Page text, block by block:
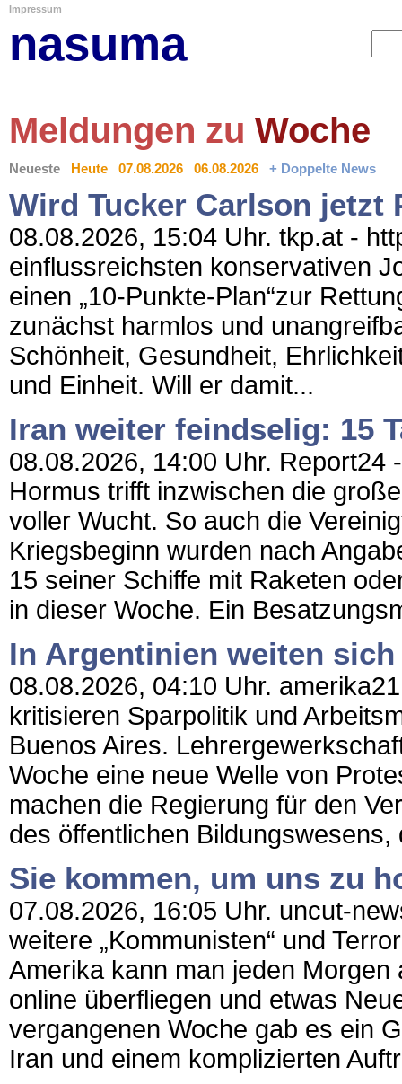
Impressum
nasuma
Meldungen zu Woche
Neueste Heute 07.08.2026 06.08.2026 + Doppelte News
Wird Tucker Carlson jetzt
08.08.2026, 15:04 Uhr. tkp.at -
einflussreichsten konservativen
einen „10-Punkte-Plan“zur
zunächst harmlos und
Schönheit, Gesundheit,
und Einheit. Will er damit...
Iran weiter feindselig: 15
08.08.2026, 14:00 Uhr.
Hormus trifft inzwischen die
voller Wucht. So auch die
Kriegsbeginn wurden nach
15 seiner Schiffe mit Raketen
in dieser Woche. Ein
In Argentinien weiten
08.08.2026, 04:10 Uhr.
kritisieren Sparpolitik und
Buenos Aires.
Woche eine neue Welle von
machen die Regierung für den
des öffentlichen Bildungswesens,
Sie kommen, um uns zu
07.08.2026, 16:05 Uhr. uncut-
weitere „Kommunisten“ und
Amerika kann man jeden
online überfliegen und etwas
vergangenen Woche gab es ein
Iran und einem komplizierten